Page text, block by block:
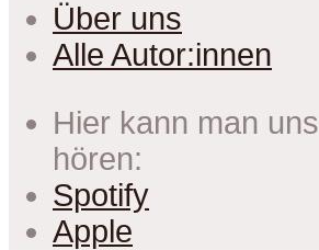
Über uns
Alle Autor:innen
Hier kann man
hören:
Spotify
Apple